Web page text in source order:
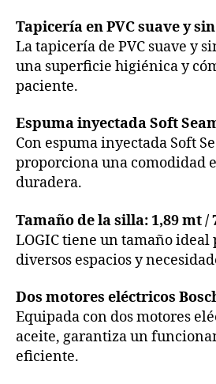
Tapicería en PVC suave y
La tapicería de PVC suave y
una superficie higiénica y
paciente.
Espuma inyectada Soft
Con espuma inyectada Soft
proporciona una comodidad
duradera.
Tamaño de la silla: 1,89 mt /
LOGIC tiene un tamaño ideal
diversos espacios y
Dos motores eléctricos
Equipada con dos motores
aceite, garantiza un
eficiente.